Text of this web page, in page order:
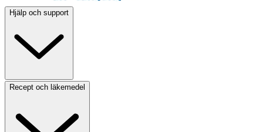
Hjälp och support
Recept och läkemedel